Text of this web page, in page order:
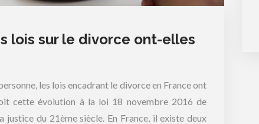
lois sur le divorce ont-elles
les lois encadrant le divorce en France ont
cette évolution à la loi 18 novembre 2016 de
justice du 21ème siècle. En France, il existe deux